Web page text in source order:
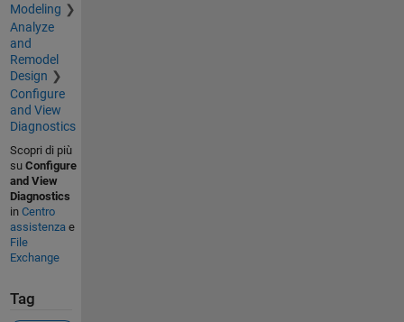
Modeling
Analyze
and
Remodel
Design
Configure
and View
Diagnostics
Scopri di più
su Configure
and View
Diagnostics
in Centro
assistenzae
File
Exchange
Tag